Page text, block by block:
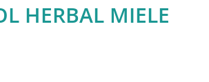
HERBAL MIELE